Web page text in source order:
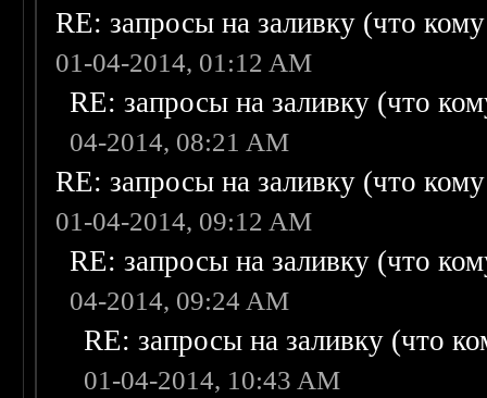
RE: запросы на заливку (что
01-04-2014, 01:12 AM
RE: запросы на заливку (что
04-2014, 08:21 AM
RE: запросы на заливку (что
01-04-2014, 09:12 AM
RE: запросы на заливку (что
04-2014, 09:24 AM
RE: запросы на заливку (что
01-04-2014, 10:43 AM